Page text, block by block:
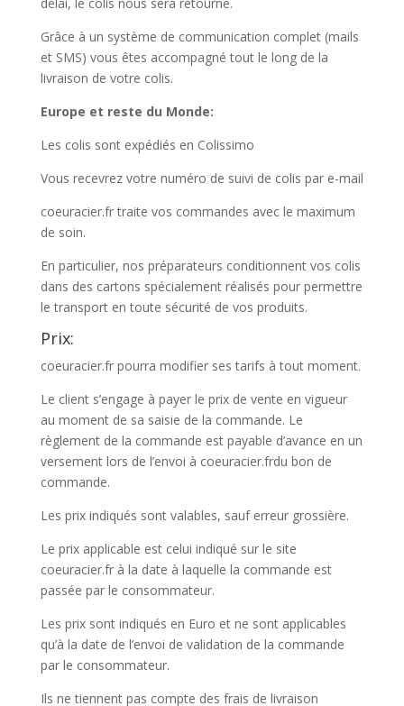
Grâce à un système de communication complet (mails
et SMS) vous êtes accompagné tout le long de la
livraison de votre colis.
Europe et reste du Monde:
Les colis sont expédiés en Colissimo
Vous recevrez votre numéro de suivi de colis par e-mail
coeuracier.fr traite vos commandes avec le maximum
de soin.
En particulier, nos préparateurs conditionnent vos colis
dans des cartons spécialement réalisés pour permettre
le transport en toute sécurité de vos produits.
Prix:
coeuracier.fr pourra modifier ses tarifs à tout moment.
Le client s’engage à payer le prix de vente en vigueur
au moment de sa saisie de la commande. Le
règlement de la commande est payable d’avance en un
versement lors de l’envoi à coeuracier.frdu bon de
commande.
Les prix indiqués sont valables, sauf erreur grossière.
Le prix applicable est celui indiqué sur le site
coeuracier.fr à la date à laquelle la commande est
passée par le consommateur.
Les prix sont indiqués en Euro et ne sont applicables
qu’à la date de l’envoi de validation de la commande
par le consommateur.
Ils ne tiennent pas compte des frais de livraison